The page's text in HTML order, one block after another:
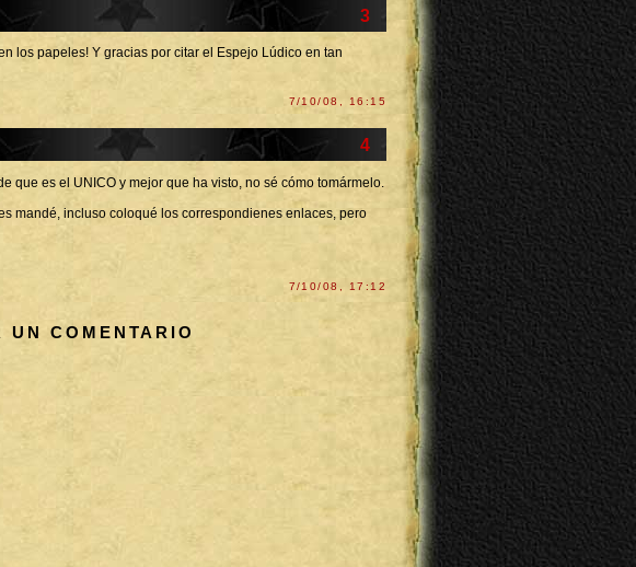
3
los papeles! Y gracias por citar el Espejo Lúdico en tan
7/10/08, 16:15
4
que es el UNICO y mejor que ha visto, no sé cómo tomármelo.
mandé, incluso coloqué los correspondienes enlaces, pero
7/10/08, 17:12
UN COMENTARIO